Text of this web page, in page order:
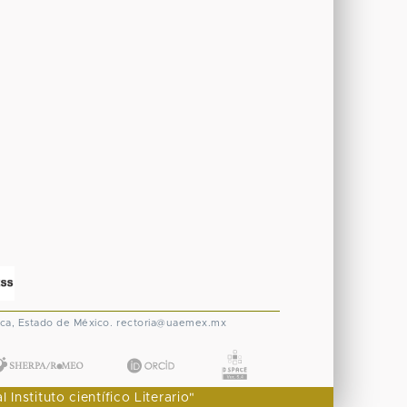
Estado de México. rectoria@uaemex.mx
Instituto científico Literario"